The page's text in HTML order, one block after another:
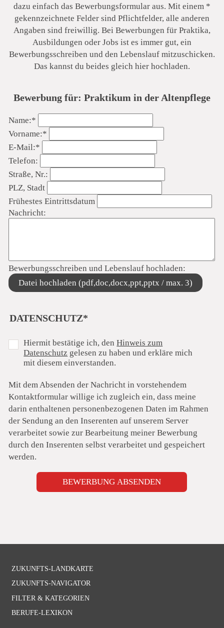
Sächsische Schweiz Seniorenzentrum
dazu einfach das Bewerbungsformular aus. Mit einem *
gekennzeichnete Felder sind Pflichtfelder, alle anderen
Angaben sind freiwillig. Bei Bewerbungen für Praktika,
Ausbildungen oder Jobs ist es immer gut, ein
Bewerbungsschreiben und den Lebenslauf mitzuschicken.
Das kannst du beides gleich hier hochladen.
Bewerbung für: Praktikum in der Altenpflege
Pflichtfeld
Name:*
Pflichtfeld
Vorname:*
Pflichtfeld
E-Mail:*
Telefon:
Straße, Nr.:
PLZ, Stadt
Frühestes Eintrittsdatum
Nachricht:
Bewerbungsschreiben und Lebenslauf hochladen:
Datei hochladen (pdf,doc,docx,ppt,pptx / max. 3)
PFLICHTFELD
DATENSCHUTZ*
Hiermit bestätige ich, denHinweis zum
Datenschutz gelesen zu haben und erkläre mich
mit diesem einverstanden.
Mit dem Absenden der Nachricht in vorstehendem
Kontaktformular willige ich zugleich ein, dass meine
darin enthaltenen personenbezogenen Daten im Rahmen
der Sendung an den Inserenten auf unserem Server
verarbeitet sowie zur Bearbeitung meiner Bewerbung
durch den Inserenten selbst verarbeitet und gespeichert
werden.
BEWERBUNG ABSENDEN
Navigation
ZUKUNFTS-LANDKARTE
ZUKUNFTS-NAVIGATOR
FILTER & KATEGORIEN
BERUFE-LEXIKON